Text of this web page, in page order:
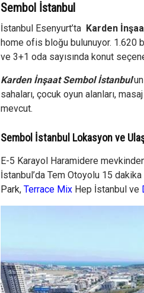
Sembol İstanbul
İstanbul Esenyurt’ta Karden
home ofis bloğu bulunuyor. 1.620
ve 3+1 oda sayısında konut
Karden İnşaat Sembol İstanbul
sahaları, çocuk oyun alanları,
mevcut.
Sembol İstanbul Lokasyon ve
E-5 Karayol Haramidere
İstanbul’da Tem Otoyolu 15
Park, Terrace Mix Hep İstanbul ve